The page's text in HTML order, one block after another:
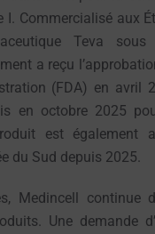
I. Commercialisé aux
Teva
a reçu
(FDA) en avril
en octobre 2025
est également
du Sud depuis 2025.
Medincell continue
Une demande